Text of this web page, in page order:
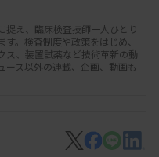
置「XRシリーズ」な
ー分野が国内外で伸
言及した。国内でも
ヘマトロジー分野の
た」と振り返った。
捉え、臨床検査技師一人ひとり
。検査制度や政策をはじめ、
ス、装置試薬など技術革新の動
ース以外の連載、企画、動画も